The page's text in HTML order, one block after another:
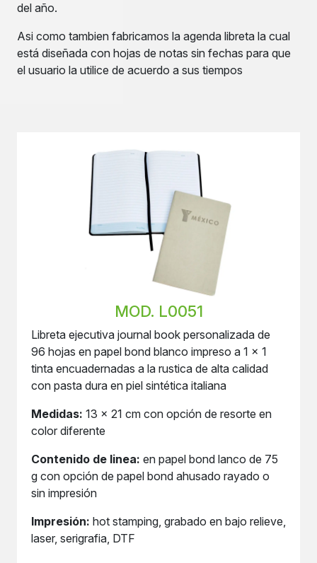
del año.
Asi como tambien fabricamos la agenda libreta la cual
está diseñada con hojas de notas sin fechas para que
el usuario la utilice de acuerdo a sus tiempos
MOD. L0051
Libreta ejecutiva journal book personalizada de
96 hojas en papel bond blanco impreso a 1 x 1
tinta encuadernadas a la rustica de alta calidad
con pasta dura en piel sintética italiana
Medidas: 13 x 21 cm con opción de resorte en
color diferente
Contenido de linea: en papel bond lanco de 75
g con opción de papel bond ahusado rayado o
sin impresión
Impresión: hot stamping, grabado en bajo relieve,
laser, serigrafia, DTF